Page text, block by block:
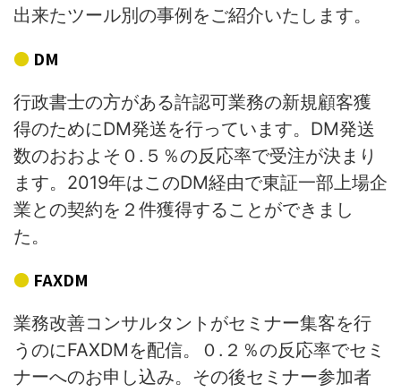
出来たツール別の事例をご紹介いたします。
DM
行政書士の方がある許認可業務の新規顧客獲
得のためにDM発送を行っています。DM発送
数のおおよそ０.５％の反応率で受注が決まり
ます。2019年はこのDM経由で東証一部上場企
業との契約を２件獲得することができまし
た。
FAXDM
業務改善コンサルタントがセミナー集客を行
うのにFAXDMを配信。０.２％の反応率でセミ
ナーへのお申し込み。その後セミナー参加者